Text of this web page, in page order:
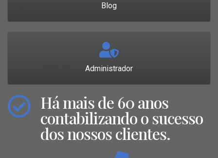
Blog
Administrador
Há mais de 60 anos
contabilizando o sucesso
dos nossos clientes.